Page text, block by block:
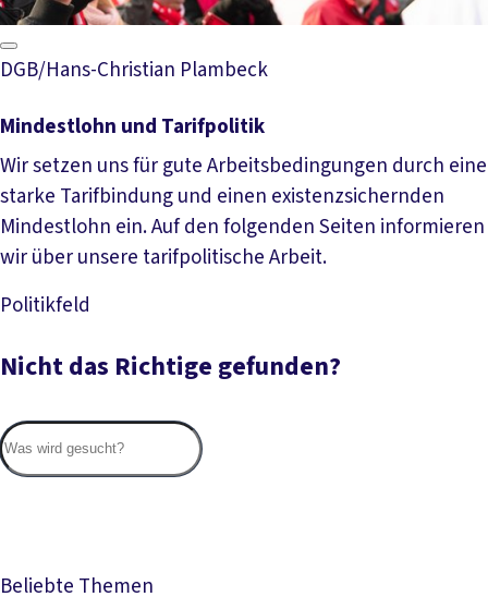
DGB/Hans-Christian Plambeck
Mindestlohn und Tarifpolitik
Wir setzen uns für gute Arbeitsbedingungen durch eine
starke Tarifbindung und einen existenzsichernden
Mindestlohn ein. Auf den folgenden Seiten informieren
wir über unsere tarifpolitische Arbeit.
Politikfeld
Mehr lesen
Nicht das Richtige gefunden?
Beliebte Themen